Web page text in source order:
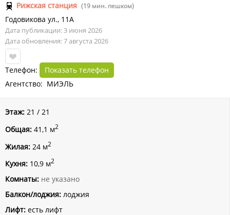
Рижская станция (19 мин. пешком)
Годовикова ул., 11А
Дата публикации: 3 июня 2026
Дата обновления: 7 августа 2026
Телефон:
Показать телефон
Агентство: МИЭЛЬ
Этаж: 21 / 21
Общая: 41,1 м2
Жилая: 24 м2
Кухня: 10,9 м2
Комнаты: не указано
Балкон/лоджия: лоджия
Лифт: есть лифт